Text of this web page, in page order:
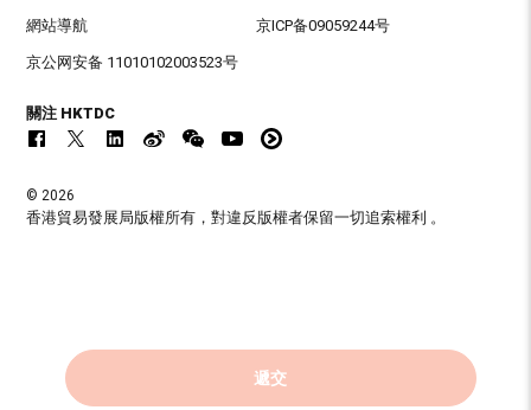
遞交
網站導航 京ICP备09059244号
京公网安备 11010102003523号
關注 HKTDC
© 2026
香港貿易發展局版權所有，對違反版權者保留一切追索權利 。